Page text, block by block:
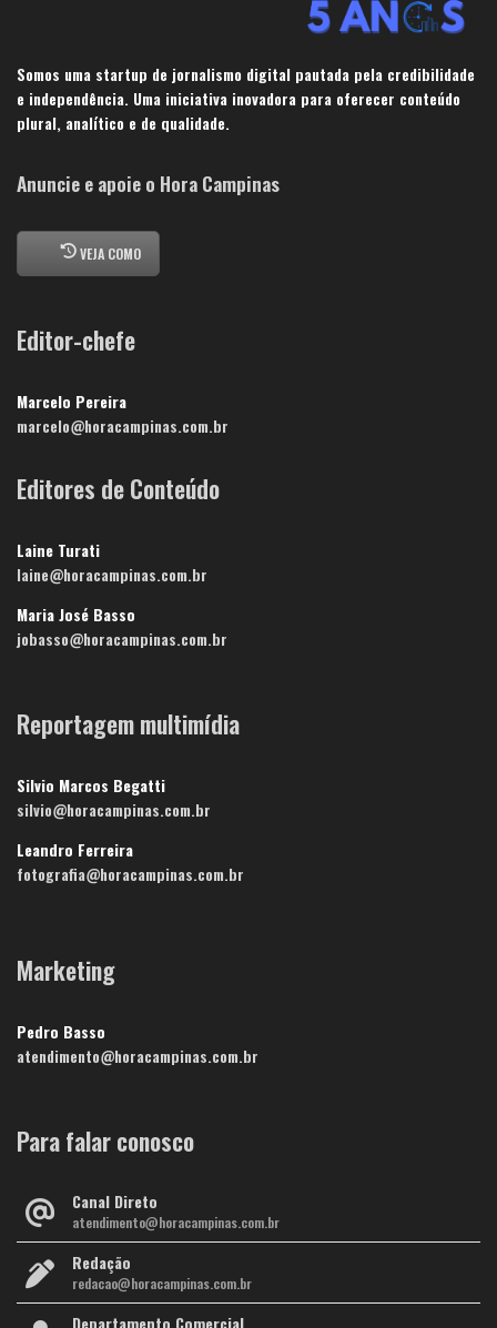
Somos uma startup de jornalismo digital pautada pela credibilidade
e independência. Uma iniciativa inovadora para oferecer conteúdo
plural, analítico e de qualidade.
Anuncie e apoie o Hora Campinas
VEJA COMO
Editor-chefe
Marcelo Pereira
marcelo@horacampinas.com.br
Editores de Conteúdo
Laine Turati
laine@horacampinas.com.br
Maria José Basso
jobasso@horacampinas.com.br
Reportagem multimídia
Silvio Marcos Begatti
silvio@horacampinas.com.br
Leandro Ferreira
fotografia@horacampinas.com.br
Marketing
Pedro Basso
atendimento@horacampinas.com.br
Para falar conosco
Canal Direto
atendimento@horacampinas.com.br
Redação
redacao@horacampinas.com.br
Departamento Comercial